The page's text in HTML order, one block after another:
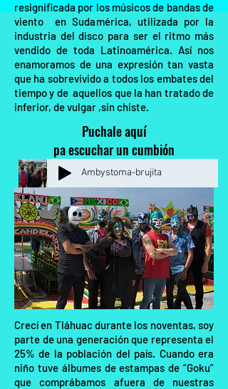
resignificada por los músicos de bandas de
viento en Sudamérica, utilizada por la
industria del disco para ser el ritmo más
vendido de toda Latinoamérica. Así nos
enamoramos de una expresión tan vasta
que ha sobrevivido a todos los embates del
tiempo y de aquellos que la han tratado de
inferior, de vulgar ,sin chiste.
Puchale aquí
pa escuchar un cumbión
Ambystoma-brujita
Crecí en Tláhuac durante los noventas, soy
parte de una generación que representa el
25% de la población del país. Cuando era
niño tuve álbumes de estampas de “Goku”
que comprábamos afuera de nuestras